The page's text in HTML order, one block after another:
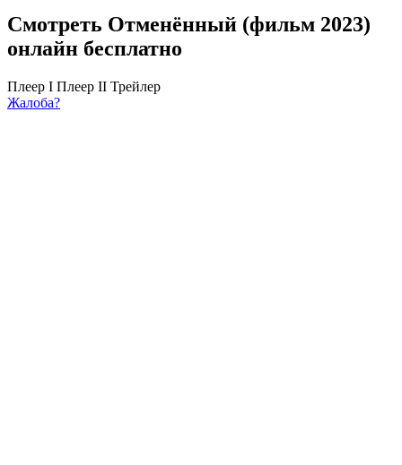
Смотреть Отменённый (фильм 2023)
онлайн бесплатно
Плеер I Плеер II Трейлер
Жалоба?